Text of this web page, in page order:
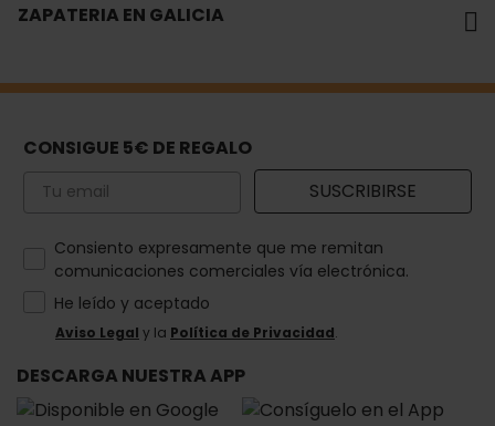
ZAPATERIA EN GALICIA
CONSIGUE 5€ DE REGALO
Email SUSCRIBIRSE
How would you like to hear from us?
Consiento expresamente que me remitan
comunicaciones comerciales vía electrónica.
He leído y aceptado
Aviso Legal y la Política de Privacidad.
DESCARGA NUESTRA APP